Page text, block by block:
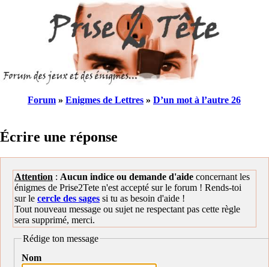
Forum » Enigmes de Lettres » D’un mot à l’autre 26
Écrire une réponse
Attention : Aucun indice ou demande d'aide concernant les
énigmes de Prise2Tete n'est accepté sur le forum ! Rends-toi
sur le cercle des sages si tu as besoin d'aide !
Tout nouveau message ou sujet ne respectant pas cette règle
sera supprimé, merci.
Rédige ton message
Nom